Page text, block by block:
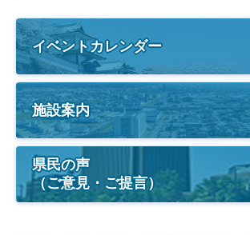
イベントカレンダー
施設案内
県民の声
（ご意見・ご提言）